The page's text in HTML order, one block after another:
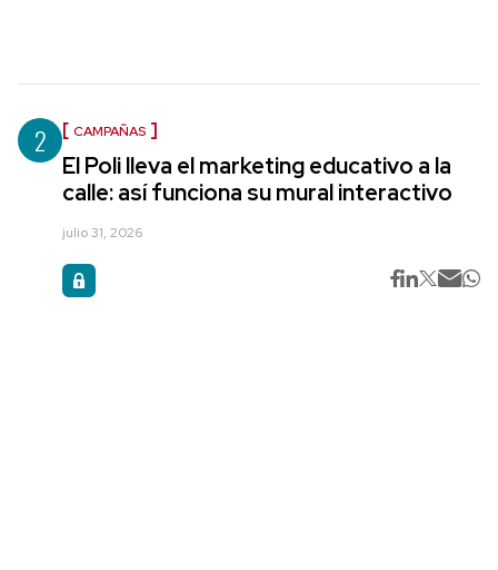
2 CAMPAÑAS
El Poli lleva el marketing educativo a la
calle: así funciona su mural interactivo
julio 31, 2026